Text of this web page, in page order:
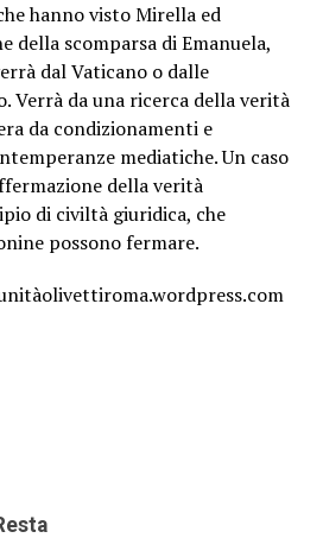
hanno visto Mirella ed
della scomparsa di Emanuela,
dal Vaticano o dalle
Verrà da una ricerca della verità
da condizionamenti e
mediatiche. Un caso
della verità
di civiltà giuridica, che
possono fermare.